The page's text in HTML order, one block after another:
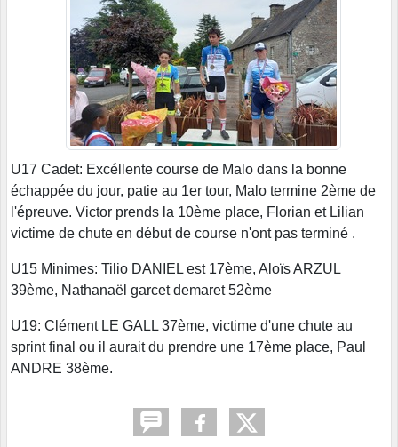
U17 Cadet: Excéllente course de Malo dans la bonne
échappée du jour, patie au 1er tour, Malo termine 2ème de
l'épreuve. Victor prends la 10ème place, Florian et Lilian
victime de chute en début de course n'ont pas terminé .
U15 Minimes: Tilio DANIEL est 17ème, Aloïs ARZUL
39ème, Nathanaël garcet demaret 52ème
U19: Clément LE GALL 37ème, victime d'une chute au
sprint final ou il aurait du prendre une 17ème place, Paul
ANDRE 38ème.